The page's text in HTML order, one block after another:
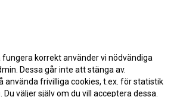
fungera korrekt använder vi nödvändiga
Dessa går inte att stänga av.
använda frivilliga cookies, t.ex. för statistik
väljer själv om du vill acceptera dessa.